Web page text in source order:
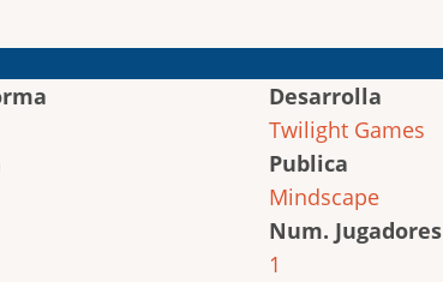
Desarrolla
Twilight Games
Publica
Mindscape
Num. Jugadores
1